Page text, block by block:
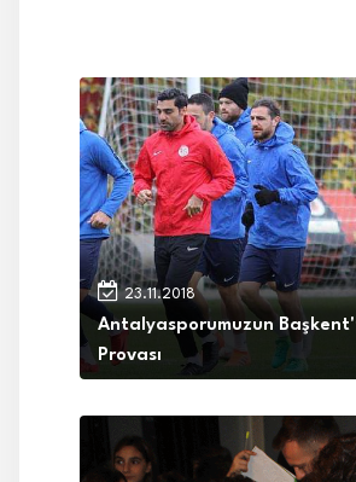
23.11.2018
Antalyasporumuzun
Provası